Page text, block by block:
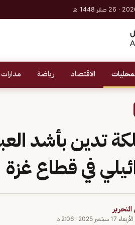
الاقتصاد رياضة
تدين بأشد
في قطاع غزة
الأربعاء 17 سبتمبر 2025 · 2:06 م